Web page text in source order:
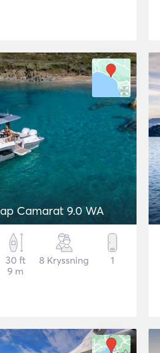
Camarat 9.0 WA
30 ft
9 m
8 Kryssning 1